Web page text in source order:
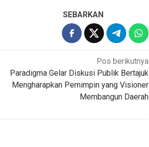
SEBARKAN
Pos berikutnya
Paradigma Gelar Diskusi Publik Bertajuk
Mengharapkan Pemimpin yang Visioner
Membangun Daerah